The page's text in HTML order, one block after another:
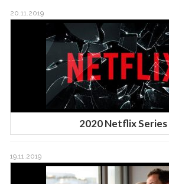
20.11.2019
2020 Netflix Series
19.11.2019